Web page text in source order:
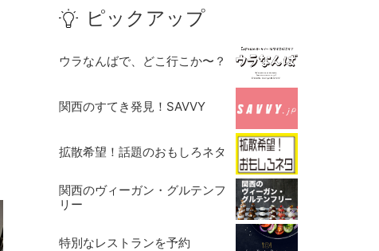
ピックアップ
ウラなんばで、どこ行こか〜？
関西のすてき発見！SAVVY
拡散希望！話題のおもしろネタ
関西のヴィーガン・グルテンフ
リー
特別なレストランを予約